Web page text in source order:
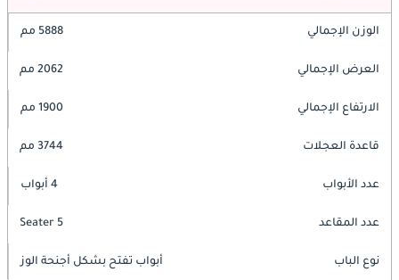
الوزن الإجمالي 5888 مم
العرض الإجمالي 2062 مم
الارتفاع الإجمالي 1900 مم
قاعدة العجلات 3744 مم
عدد الأبواب 4 أبواب
عدد المقاعد 5 Seater
نوع الباب أبواب تفتح بشكل أجنحة الوز